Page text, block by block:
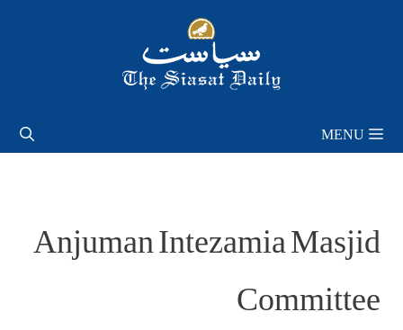
MENU
Anjuman Intezamia Masjid
Committee